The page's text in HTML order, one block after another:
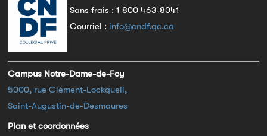
Sans frais :1 800 463-8041
Courriel :info@cndf.qc.ca
Campus Notre-Dame-de-Foy
5000, rue Clément-Lockquell,
Saint-Augustin-de-Desmaures
Plan et coordonnées